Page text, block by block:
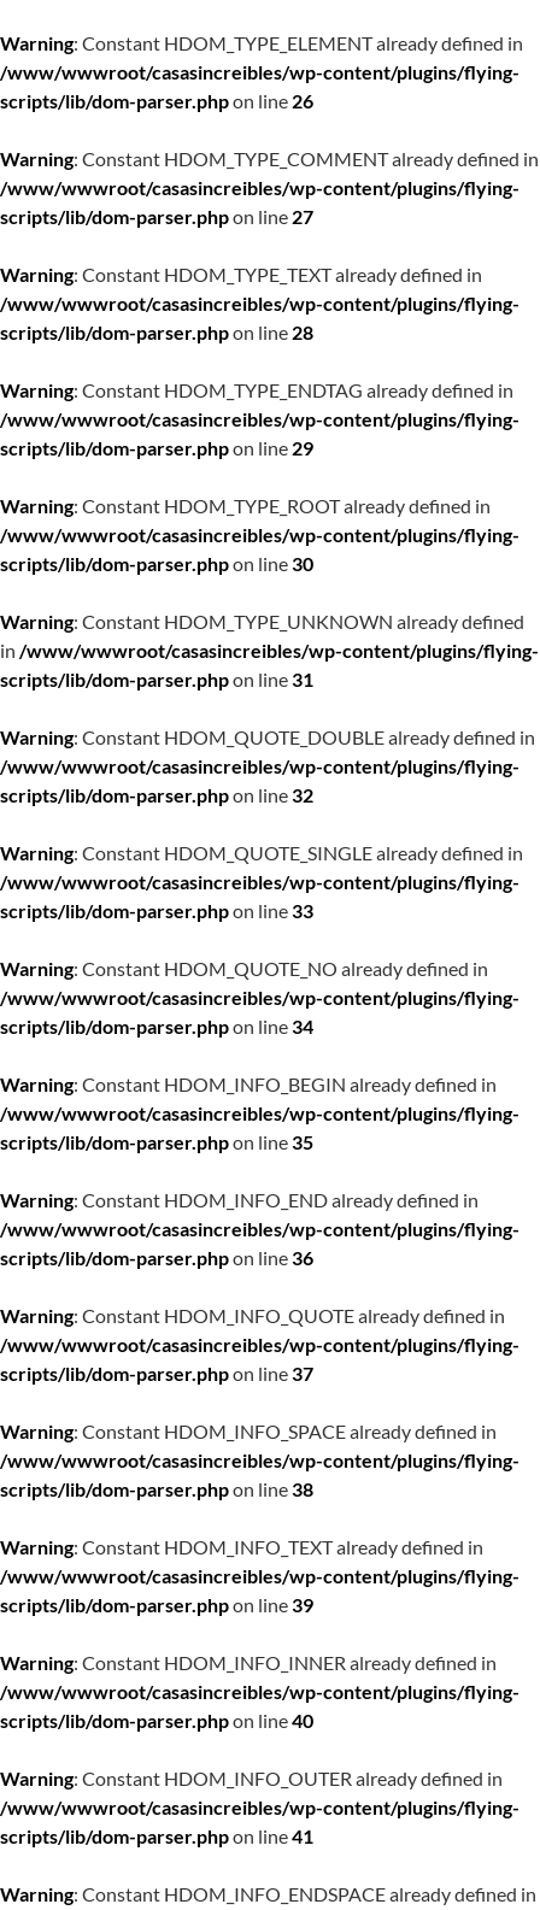
Warning: Constant HDOM_TYPE_ELEMENT already defined in
/www/wwwroot/casasincreibles/wp-content/plugins/flying-
scripts/lib/dom-parser.phpon line 26
Warning: Constant HDOM_TYPE_COMMENT already defined in
/www/wwwroot/casasincreibles/wp-content/plugins/flying-
scripts/lib/dom-parser.phpon line 27
Warning: Constant HDOM_TYPE_TEXT already defined in
/www/wwwroot/casasincreibles/wp-content/plugins/flying-
scripts/lib/dom-parser.phpon line 28
Warning: Constant HDOM_TYPE_ENDTAG already defined in
/www/wwwroot/casasincreibles/wp-content/plugins/flying-
scripts/lib/dom-parser.phpon line 29
Warning: Constant HDOM_TYPE_ROOT already defined in
/www/wwwroot/casasincreibles/wp-content/plugins/flying-
scripts/lib/dom-parser.phpon line30
Warning: Constant HDOM_TYPE_UNKNOWN already defined
in /www/wwwroot/casasincreibles/wp-content/plugins/flying-
scripts/lib/dom-parser.phpon line31
Warning: Constant HDOM_QUOTE_DOUBLE already defined in
/www/wwwroot/casasincreibles/wp-content/plugins/flying-
scripts/lib/dom-parser.phpon line32
Warning: Constant HDOM_QUOTE_SINGLE already defined in
/www/wwwroot/casasincreibles/wp-content/plugins/flying-
scripts/lib/dom-parser.phpon line33
Warning: Constant HDOM_QUOTE_NO already defined in
/www/wwwroot/casasincreibles/wp-content/plugins/flying-
scripts/lib/dom-parser.phpon line34
Warning: Constant HDOM_INFO_BEGIN already defined in
/www/wwwroot/casasincreibles/wp-content/plugins/flying-
scripts/lib/dom-parser.phpon line35
Warning: Constant HDOM_INFO_END already defined in
/www/wwwroot/casasincreibles/wp-content/plugins/flying-
scripts/lib/dom-parser.phpon line36
Warning: Constant HDOM_INFO_QUOTE already defined in
/www/wwwroot/casasincreibles/wp-content/plugins/flying-
scripts/lib/dom-parser.phpon line37
Warning: Constant HDOM_INFO_SPACE already defined in
/www/wwwroot/casasincreibles/wp-content/plugins/flying-
scripts/lib/dom-parser.phpon line38
Warning: Constant HDOM_INFO_TEXT already defined in
/www/wwwroot/casasincreibles/wp-content/plugins/flying-
scripts/lib/dom-parser.phpon line39
Warning: Constant HDOM_INFO_INNER already defined in
/www/wwwroot/casasincreibles/wp-content/plugins/flying-
scripts/lib/dom-parser.phpon line40
Warning: Constant HDOM_INFO_OUTER already defined in
/www/wwwroot/casasincreibles/wp-content/plugins/flying-
scripts/lib/dom-parser.phpon line41
Warning: Constant HDOM_INFO_ENDSPACE already defined in